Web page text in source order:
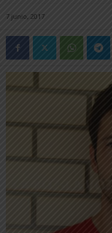
7 junio, 2017